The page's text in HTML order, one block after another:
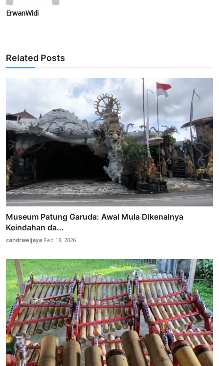
ErwanWidi
Related Posts
Museum Patung Garuda: Awal Mula Dikenalnya
Keindahan da...
candrawijaya Feb 18, 2026